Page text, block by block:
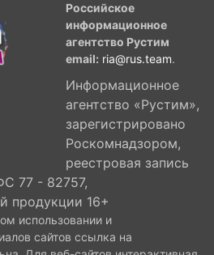
Российское
информационное
агентство Рустим
email: ria@rus.team.
Информационное
агентство «Рустим»,
зарегистрировано
Роскомнадзором,
реестровая запись
77 - 82757,
продукции 16+
использовании и
сайтов ссылка на